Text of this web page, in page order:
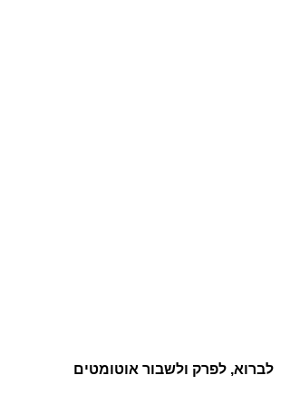
לברוא, לפרק ולשבור אוטומטים